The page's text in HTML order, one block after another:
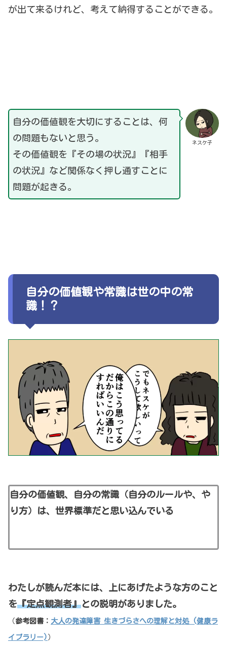
が出て来るけれど、考えて納得することができる。
ネスケ子
自分の価値観を大切にすることは、何
の問題もないと思う。
その価値観を『その場の状況』『相手
の状況』など関係なく押し通すことに
問題が起きる。
自分の価値観や常識は世の中の常
識！？
自分の価値観、自分の常識（自分のルールや、や
り方）は、世界標準だと思い込んでいる
わたしが読んだ本には、上にあげたような方のこと
を『定点観測者』との説明がありました。
（参考図書： 大人の発達障害 生きづらさへの理解と対処 (健康ラ
イブラリー) ）